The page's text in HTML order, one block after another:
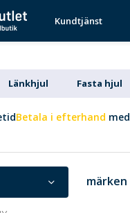
Kundtjänst
Länkhjul Fasta hjul
Betala i efterhand med
märken